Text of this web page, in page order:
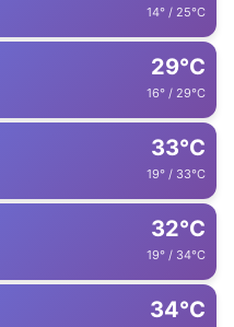
14° / 25°C
29°C
16° / 29°C
33°C
19° / 33°C
32°C
19° / 34°C
34°C